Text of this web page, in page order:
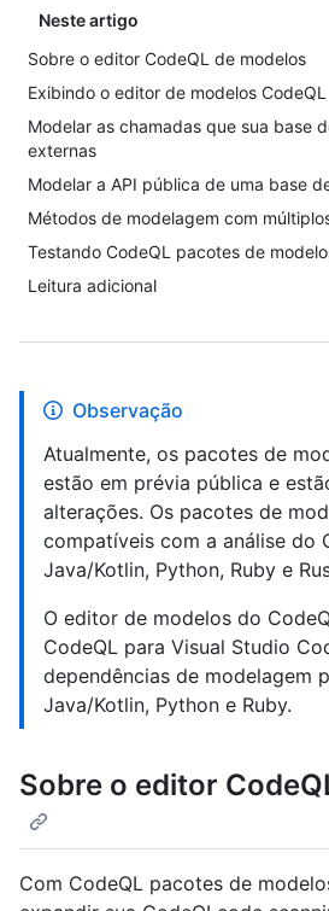
Neste artigo
Sobre o editor CodeQL de modelos
Exibindo o editor de modelos CodeQL
Modelar as chamadas que sua base
externas
Modelar a API pública de uma base
Métodos de modelagem com
Testando CodeQL pacotes de
Leitura adicional
Observação
Atualmente, os pacotes de
estão em prévia pública e
alterações. Os pacotes de
compatíveis com a análise do
Java/Kotlin, Python, Ruby e
O editor de modelos do
CodeQL para Visual Studio
dependências de modelagem
Java/Kotlin, Python e Ruby.
Sobre o editor
Com CodeQL pacotes de